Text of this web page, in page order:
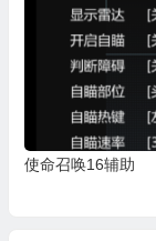
使命召唤16辅助